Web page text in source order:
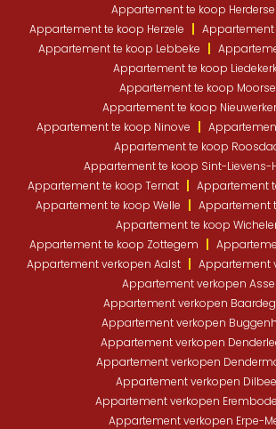
Appartement te koop
Appartement te koop Herzele
Appartement
Appartement te koop Lebbeke
Appartement te koop
Appartement te koop
Appartement te koop
Appartement te koop Ninove
Appartement te koop
Appartement te koop Sint-Lievens-
Appartement te koop Ternat
Appartement
Appartement te koop Welle
Appartement
Appartement te koop
Appartement te koop Zottegem
Appartement verkopen Aalst
Appartement
Appartement verkopen Asse
Appartement verkopen
Appartement verkopen
Appartement verkopen
Appartement verkopen
Appartement verkopen
Appartement verkopen
Appartement verkopen Erpe-